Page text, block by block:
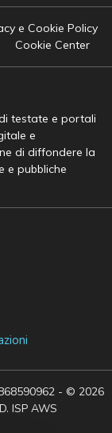
e Cookie Policy
Cookie Center
testate e portali
e
di diffondere la
e pubbliche
- © 2026
ISP AWS